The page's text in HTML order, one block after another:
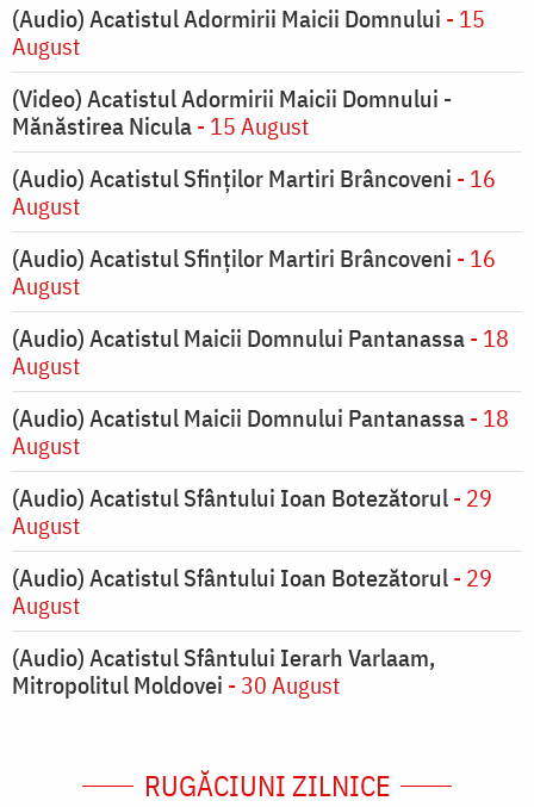
(Audio) Acatistul Adormirii Maicii Domnului - 15
August
(Video) Acatistul Adormirii Maicii Domnului -
Mănăstirea Nicula- 15 August
(Audio) Acatistul Sfinților Martiri Brâncoveni - 16
August
(Audio) Acatistul Sfinților Martiri Brâncoveni - 16
August
(Audio) Acatistul Maicii Domnului Pantanassa- 18
August
(Audio) Acatistul Maicii Domnului Pantanassa- 18
August
(Audio) Acatistul Sfântului Ioan Botezătorul- 29
August
(Audio) Acatistul Sfântului Ioan Botezătorul- 29
August
(Audio) Acatistul Sfântului Ierarh Varlaam,
Mitropolitul Moldovei - 30 August
RUGĂCIUNI ZILNICE